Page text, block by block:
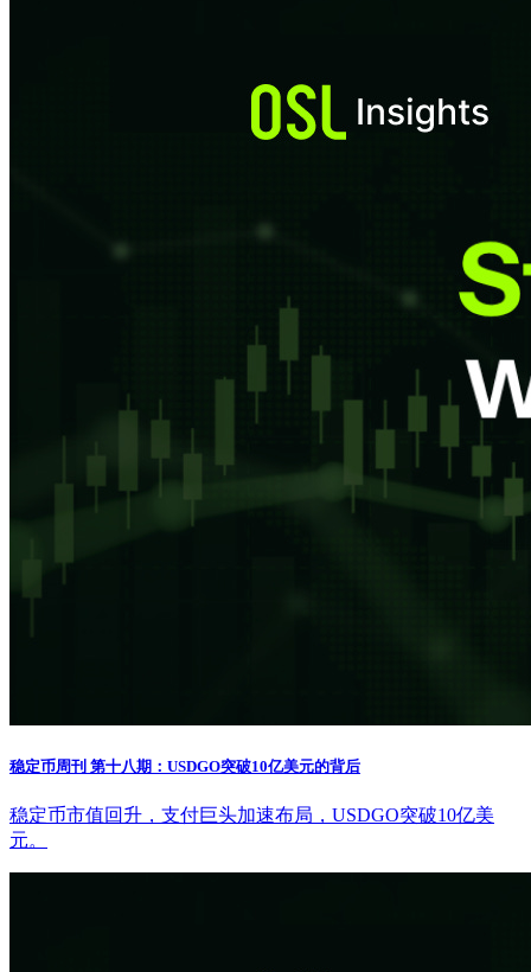
稳定币周刊 第十八期：USDGO突破10亿美元的背后
稳定币市值回升，支付巨头加速布局，USDGO突破10亿美
元。